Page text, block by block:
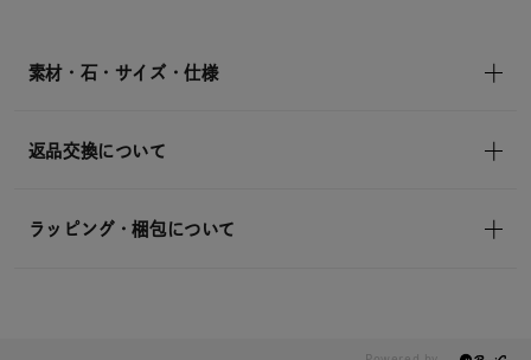
素材・石・サイズ・仕様
返品交換について
ラッピング・梱包について